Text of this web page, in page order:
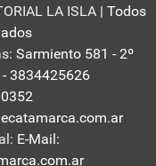
LA ISLA | Todos
Sarmiento 581 - 2º
3834425626
E-Mail: